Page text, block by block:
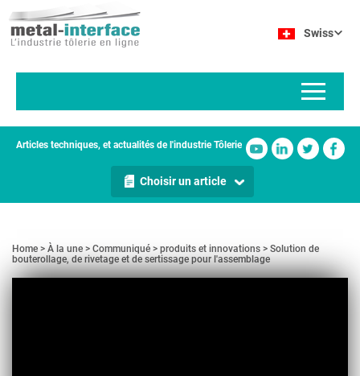
au
contenu
Swiss
Articles techniques, et actualités de l'industrie Tôlerie
Choisir un article
Home À la une Communiqué produits et innovations
Solution de
bouterollage, de rivetage et de sertissage pour l'assemblage